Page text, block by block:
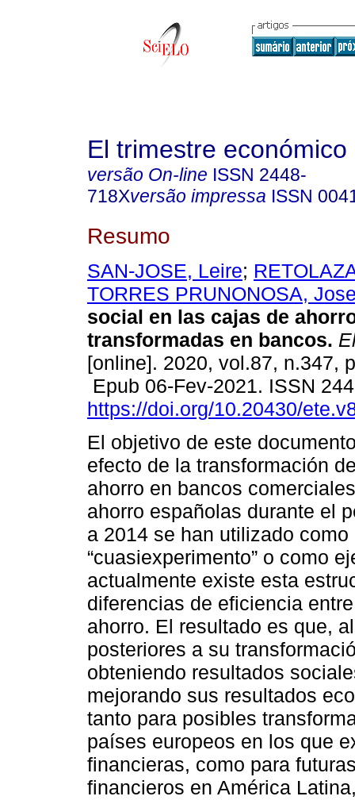
El trimestre económico
versão On-line ISSN 2448-
718Xversão impressa ISSN
Resumo
SAN-JOSE, Leire;
TORRES PRUNONOSA,
social en las cajas de
transformadas en bancos.
[online]. 2020, vol.87, n.347,
Epub 06-Fev-2021. ISSN
https://doi.org/10.20430/
El objetivo de este
efecto de la transformación
ahorro en bancos
ahorro españolas durante el
a 2014 se han utilizado como
“cuasiexperimento” o como
actualmente existe esta
diferencias de eficiencia
ahorro. El resultado es que,
posteriores a su
obteniendo resultados
mejorando sus resultados
tanto para posibles
países europeos en los que
financieras, como para
financieros en América